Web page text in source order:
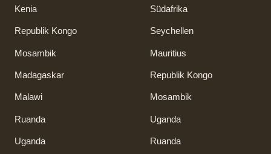
Kenia
Republik Kongo
Mosambik
Madagaskar
Malawi
Ruanda
Uganda
Südafrika
Seychellen
Mauritius
Republik Kongo
Mosambik
Uganda
Ruanda